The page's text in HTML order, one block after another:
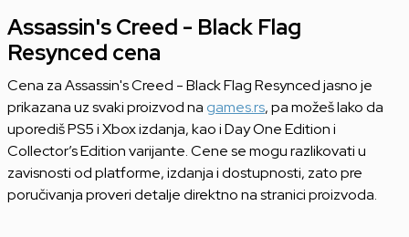
Assassin's Creed - Black Flag
Resynced cena
Cena za Assassin's Creed - Black Flag Resynced jasno je
prikazana uz svaki proizvod na games.rs, pa možeš lako da
uporediš PS5 i Xbox izdanja, kao i Day One Edition i
Collector’s Edition varijante. Cene se mogu razlikovati u
zavisnosti od platforme, izdanja i dostupnosti, zato pre
poručivanja proveri detalje direktno na stranici proizvoda.